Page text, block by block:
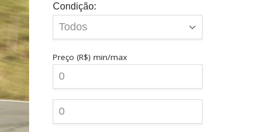
Condição:
Preço (R$) min/max